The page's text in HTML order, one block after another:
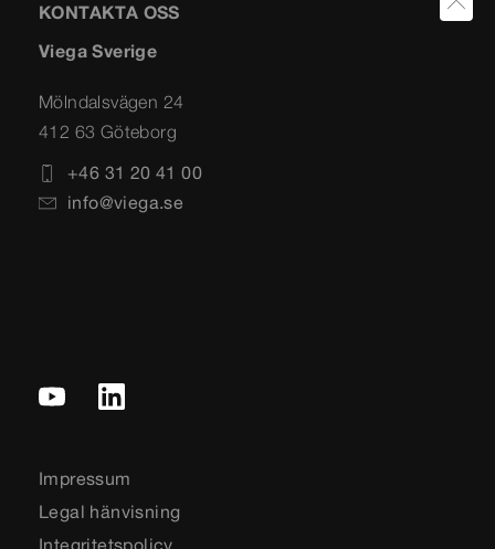
KONTAKTA OSS
Viega Sverige
Mölndalsvägen 24
412 63 Göteborg
+46 31 20 41 00
info@viega.se
Impressum
Legal hänvisning